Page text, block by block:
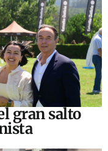
gran salto